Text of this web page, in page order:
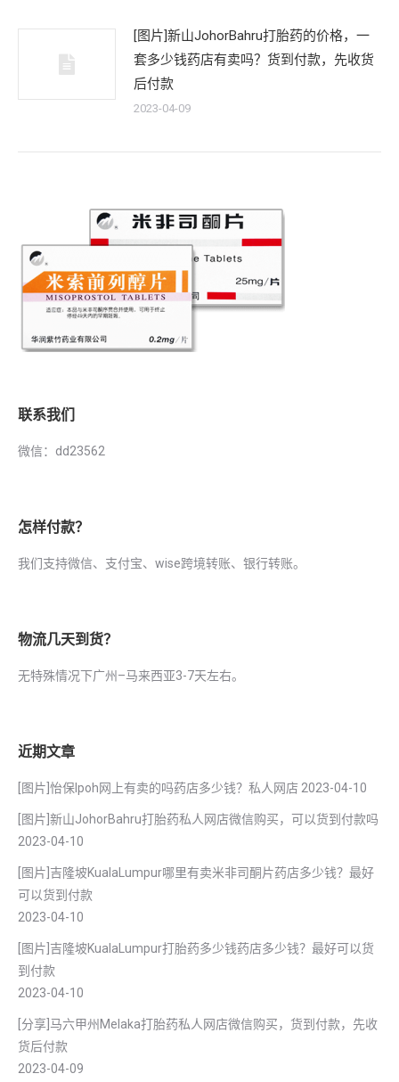
[图片]新山JohorBahru打胎药的价格，一
套多少钱药店有卖吗？货到付款，先收货
后付款
2023-04-09
联系我们
微信：dd23562
怎样付款？
我们支持微信、支付宝、wise跨境转账、银行转账。
物流几天到货？
无特殊情况下广州–马来西亚3-7天左右。
近期文章
[图片]怡保lpoh网上有卖的吗药店多少钱？私人网店 2023-04-10
[图片]新山JohorBahru打胎药私人网店微信购买，可以货到付款吗
2023-04-10
[图片]吉隆坡KualaLumpur哪里有卖米非司酮片药店多少钱？最好
可以货到付款
2023-04-10
[图片]吉隆坡KualaLumpur打胎药多少钱药店多少钱？最好可以货
到付款
2023-04-10
[分享]马六甲州Melaka打胎药私人网店微信购买，货到付款，先收
货后付款
2023-04-09